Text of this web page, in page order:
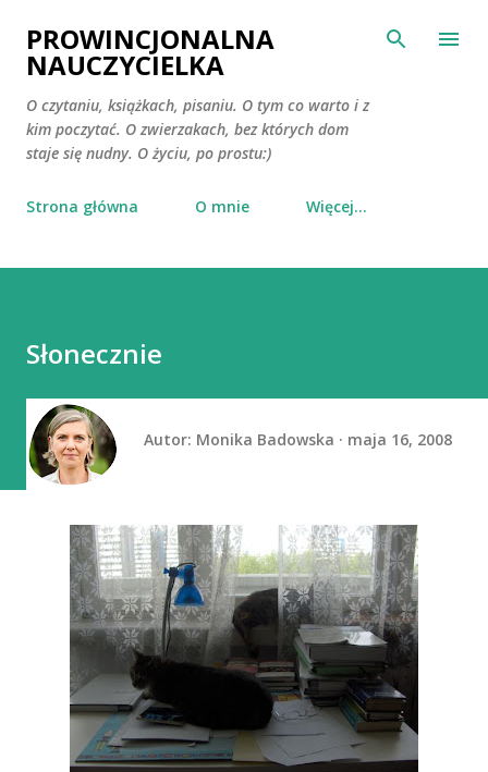
Przejdź do głównej zawartości
PROWINCJONALNA
NAUCZYCIELKA
O czytaniu, książkach, pisaniu. O tym co warto i z
kim poczytać. O zwierzakach, bez których dom
staje się nudny. O życiu, po prostu:)
Strona główna O mnie Więcej…
Słonecznie
Autor: Monika Badowska maja 16, 2008